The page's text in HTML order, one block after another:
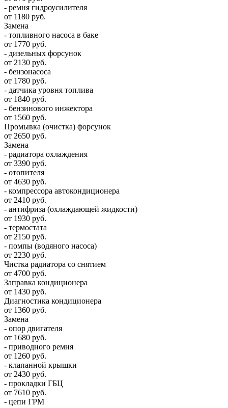
- ремня гидроусилителя
от 1180 руб.
Замена
- топливного насоса в баке
от 1770 руб.
- дизельных форсунок
от 2130 руб.
- бензонасоса
от 1780 руб.
- датчика уровня топлива
от 1840 руб.
- бензинового инжектора
от 1560 руб.
Промывка (очистка) форсунок
от 2650 руб.
Замена
- радиатора охлаждения
от 3390 руб.
- отопителя
от 4630 руб.
- компрессора автокондиционера
от 2410 руб.
- антифриза (охлаждающей жидкости)
от 1930 руб.
- термостата
от 2150 руб.
- помпы (водяного насоса)
от 2230 руб.
Чистка радиатора со снятием
от 4700 руб.
Заправка кондиционера
от 1430 руб.
Диагностика кондиционера
от 1360 руб.
Замена
- опор двигателя
от 1680 руб.
- приводного ремня
от 1260 руб.
- клапанной крышки
от 2430 руб.
- прокладки ГБЦ
от 7610 руб.
- цепи ГРМ